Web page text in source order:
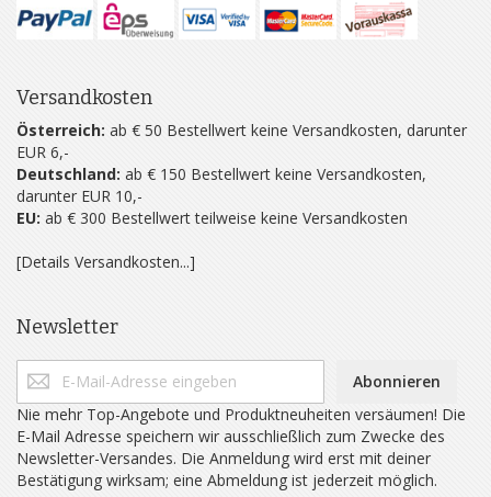
Versandkosten
Österreich: ab € 50 Bestellwert keine Versandkosten, darunter
EUR 6,-
Deutschland: ab € 150 Bestellwert keine Versandkosten,
darunter EUR 10,-
EU: ab € 300 Bestellwert teilweise keine Versandkosten
[Details Versandkosten...]
Newsletter
Abonnieren
Nie mehr Top-Angebote und Produktneuheiten versäumen! Die
E-Mail Adresse speichern wir ausschließlich zum Zwecke des
Newsletter-Versandes. Die Anmeldung wird erst mit deiner
Bestätigung wirksam; eine Abmeldung ist jederzeit möglich.